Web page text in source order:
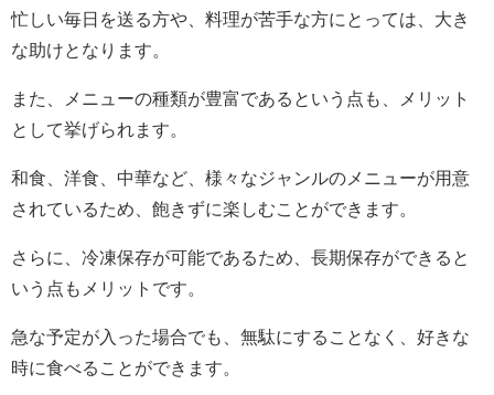
忙しい毎日を送る方や、料理が苦手な方にとっては、大き
な助けとなります。
また、メニューの種類が豊富であるという点も、メリット
として挙げられます。
和食、洋食、中華など、様々なジャンルのメニューが用意
されているため、飽きずに楽しむことができます。
さらに、冷凍保存が可能であるため、長期保存ができると
いう点もメリットです。
急な予定が入った場合でも、無駄にすることなく、好きな
時に食べることができます。